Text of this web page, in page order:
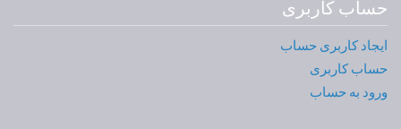
حساب کاربری
ایجاد کاربری حساب
حساب کاربری
ورود به حساب